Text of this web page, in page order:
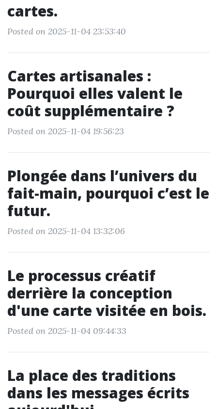
cartes.
Posted on 2025-11-04 23:53:40
Cartes artisanales :
Pourquoi elles valent le
coût supplémentaire ?
Posted on 2025-11-04 19:56:23
Plongée dans l’univers du
fait-main, pourquoi c’est le
futur.
Posted on 2025-11-04 13:32:06
Le processus créatif
derrière la conception
d'une carte visitée en bois.
Posted on 2025-11-04 09:44:33
La place des traditions
dans les messages écrits